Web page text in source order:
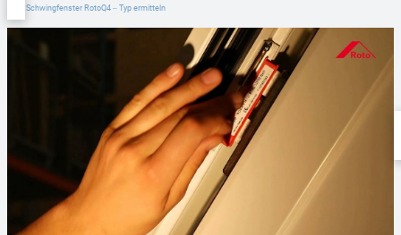
Roto Schwingfenster RotoQ4 ‒ Typ ermitteln